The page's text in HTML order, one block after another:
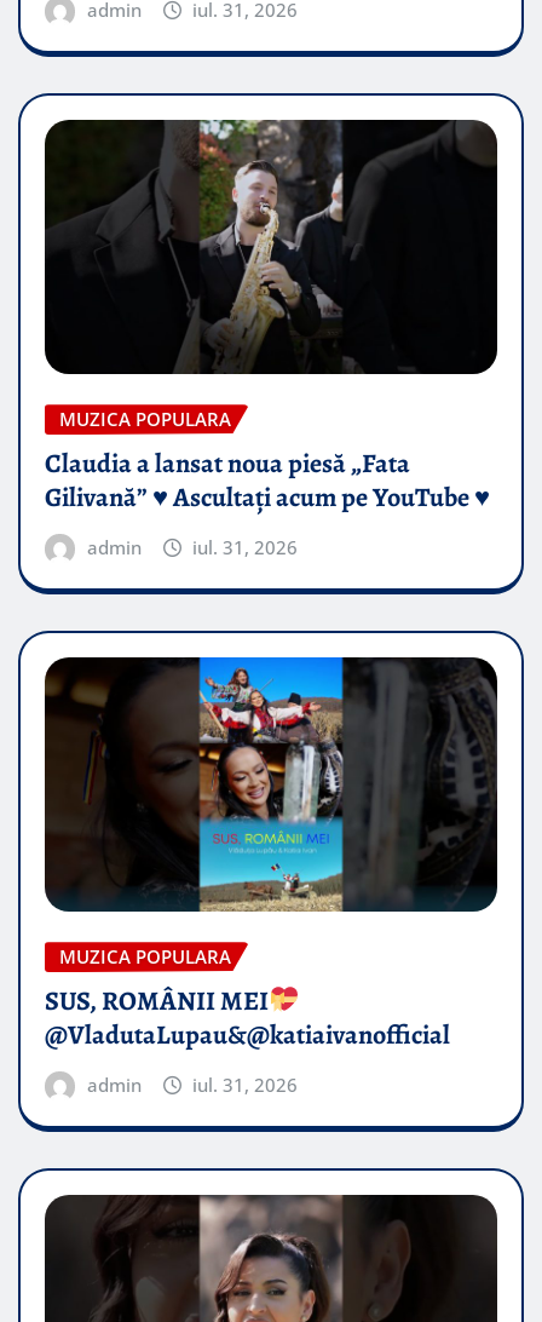
admin iul. 31, 2026
MUZICA POPULARA
Claudia a lansat noua piesă „Fata
Gilivană” ♥️ Ascultați acum pe YouTube ♥️
admin iul. 31, 2026
MUZICA POPULARA
SUS, ROMÂNII MEI
@VladutaLupau&@katiaivanofficial
admin iul. 31, 2026